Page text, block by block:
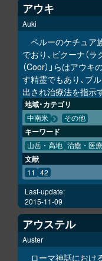
アウキ
Auki
ペルーのケチュア
でおり、ビクーナ（ラ
（Coor）」らはアウ
す精霊でもあり、ブ
出され治療法を指示
地域・カテゴリ
中南米 その他
キーワード
山岳・高地 治癒・医療
文献
11 42
Last-update:
2015-11-09
アウステル
Auster
ローマ神話におけ